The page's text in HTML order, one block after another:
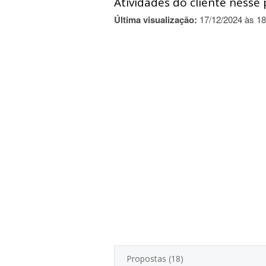
Última visualização: 17/12/2024 às
Propostas (18)